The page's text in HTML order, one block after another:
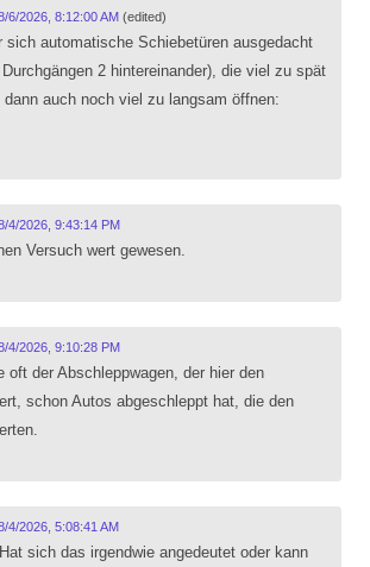
6/2026, 8:12:00 AM (edited)
sich automatische Schiebetüren ausgedacht
2 hintereinander), die viel zu spät
dann auch noch viel zu langsam öffnen:
4/2026, 9:43:14 PM
Versuch wert gewesen.
4/2026, 9:10:28 PM
oft der Abschleppwagen, der hier den
schon Autos abgeschleppt hat, die den
4/2026, 5:08:41 AM
sich das irgendwie angedeutet oder kann